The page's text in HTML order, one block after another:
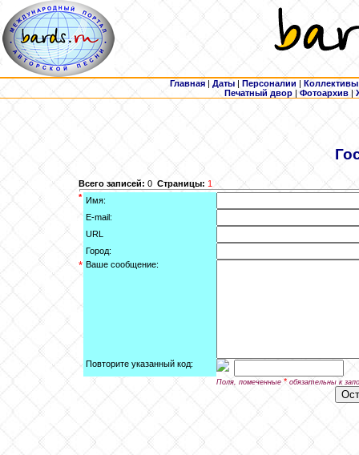
Главная | Даты | Персоналии | Коллективы
Печатный двор |Фотоархив |
Всего записей: 0 Страницы: 1
* Имя:
E-mail:
URL
Город:
* Ваше сообщение:
Повторите указанный код:
Поля, помеченные * обязательны к